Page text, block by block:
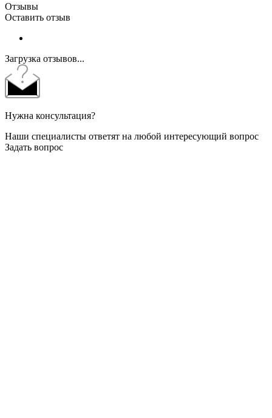
Отзывы
Оставить отзыв
Загрузка отзывов...
Нужна консультация?
Наши специалисты ответят на любой интересующий вопрос
Задать вопрос